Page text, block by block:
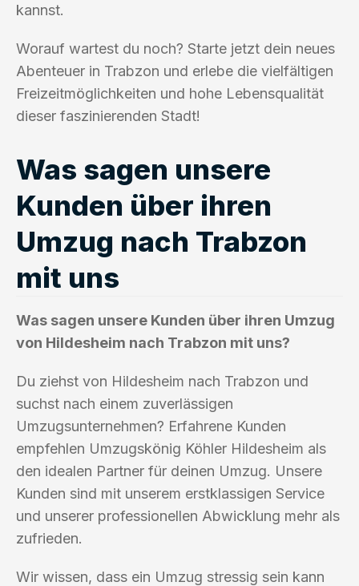
kannst.
Worauf wartest du noch? Starte jetzt dein neues
Abenteuer in Trabzon und erlebe die vielfältigen
Freizeitmöglichkeiten und hohe Lebensqualität
dieser faszinierenden Stadt!
Was sagen unsere
Kunden über ihren
Umzug nach Trabzon
mit uns
Was sagen unsere Kunden über ihren Umzug
von Hildesheim nach Trabzon mit uns?
Du ziehst von Hildesheim nach Trabzon und
suchst nach einem zuverlässigen
Umzugsunternehmen? Erfahrene Kunden
empfehlen Umzugskönig Köhler Hildesheim als
den idealen Partner für deinen Umzug. Unsere
Kunden sind mit unserem erstklassigen Service
und unserer professionellen Abwicklung mehr als
zufrieden.
Wir wissen, dass ein Umzug stressig sein kann